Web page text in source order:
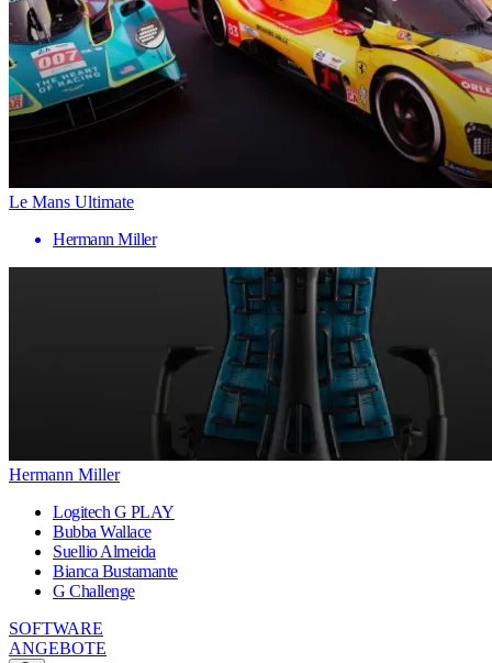
Le Mans Ultimate
Hermann Miller
Hermann Miller
Logitech G PLAY
Bubba Wallace
Suellio Almeida
Bianca Bustamante
G Challenge
SOFTWARE
ANGEBOTE